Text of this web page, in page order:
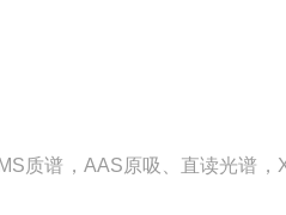
质谱，AAS原吸、直读光谱，